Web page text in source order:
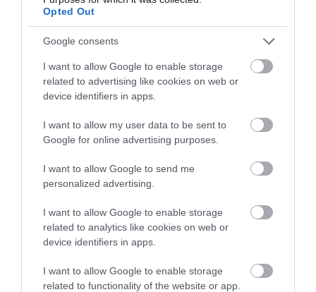
Opted Out
Google consents
I want to allow Google to enable storage
related to advertising like cookies on web or
device identifiers in apps.
I want to allow my user data to be sent to
Google for online advertising purposes.
I want to allow Google to send me
personalized advertising.
I want to allow Google to enable storage
related to analytics like cookies on web or
device identifiers in apps.
I want to allow Google to enable storage
related to functionality of the website or app.